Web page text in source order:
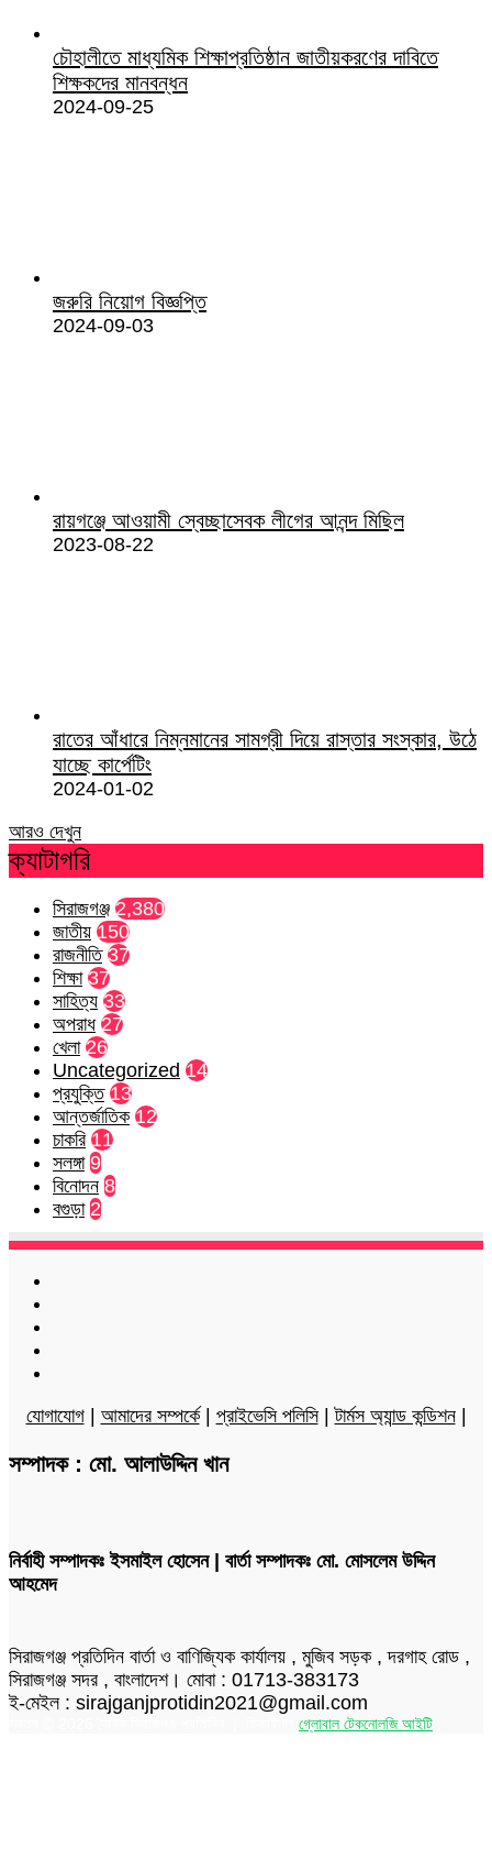
চৌহালীতে মাধ্যমিক শিক্ষাপ্রতিষ্ঠান জাতীয়করণের দাবিতে
শিক্ষকদের মানবন্ধন
2024-09-25
জরুরি নিয়োগ বিজ্ঞপ্তি
2024-09-03
রায়গঞ্জে আওয়ামী স্বেচ্ছাসেবক লীগের আনন্দ মিছিল
2023-08-22
রাতের আঁধারে নিম্নমানের সামগ্রী দিয়ে রাস্তার সংস্কার, উঠে
যাচ্ছে কার্পেটিং
2024-01-02
আরও দেখুন
ক্যাটাগরি
সিরাজগঞ্জ 2,380
জাতীয় 150
রাজনীতি 37
শিক্ষা 37
সাহিত্য 33
অপরাধ 27
খেলা 26
Uncategorized 14
প্রযুক্তি 13
আন্তর্জাতিক 12
চাকরি 11
সলঙ্গা 9
বিনোদন 8
বগুড়া 2
যোগাযোগ| আমাদের সম্পর্কে| প্রাইভেসি পলিসি|টার্মস অ্যান্ড কন্ডিশন|
সম্পাদক : মো. আলাউদ্দিন খান
নির্বাহী সম্পাদকঃ ইসমাইল হোসেন | বার্তা সম্পাদকঃ মো. মোসলেম উদ্দিন
আহমেদ
সিরাজগঞ্জ প্রতিদিন বার্তা ও বাণিজ্যিক কার্যালয় , মুজিব সড়ক , দরগাহ রোড ,
সিরাজগঞ্জ সদর , বাংলাদেশ। মোবা : 01713-383173
ই-মেইল : sirajganjprotidin2021@gmail.com
গ্লোবাল টেকনোলজি আইটি